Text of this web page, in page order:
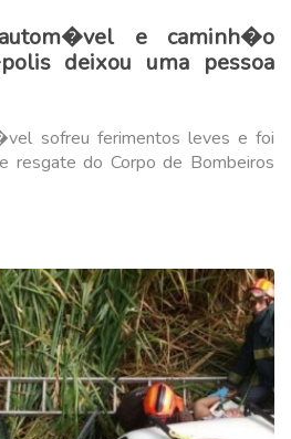
e caminh�o
deixou uma pessoa
sofreu ferimentos leves e foi
resgate do Corpo de Bombeiros